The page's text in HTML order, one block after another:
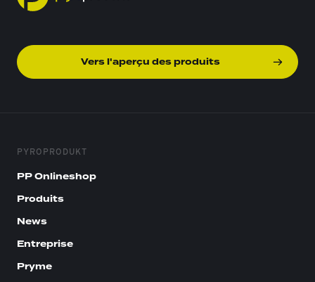
Vers l'aperçu des produits
PYROPRODUKT
PP Onlineshop
Produits
News
Entreprise
Pryme